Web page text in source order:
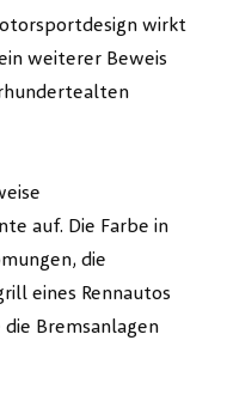
wirkt
weiterer Beweis
auf. Die Farbe in
die
eines Rennautos
Bremsanlagen